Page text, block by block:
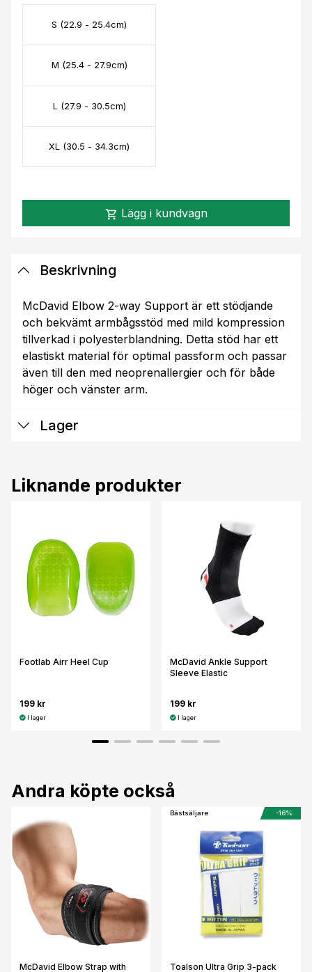
S (22.9 - 25.4cm)
M (25.4 - 27.9cm)
L (27.9 - 30.5cm)
XL (30.5 - 34.3cm)
shopping_cart Lägg i kundvagn
Beskrivning
McDavid Elbow 2-way Support är ett stödjande
och bekvämt armbågsstöd med mild kompression
tillverkad i polyesterblandning. Detta stöd har ett
elastiskt material för optimal passform och passar
även till den med neoprenallergier och för både
höger och vänster arm.
Lager
Liknande produkter
Footlab Airr Heel Cup
199 kr
I lager
McDavid Ankle Support
Sleeve Elastic
199 kr
I lager
Andra köpte också
McDavid Elbow Strap with
Bästsäljare -16%
Toalson Ultra Grip 3-pack